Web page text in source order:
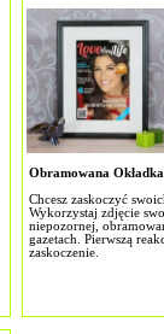
Obramowana
Chcesz zaskoczyć
Wykorzystaj zdjęcie
niepozornej,
gazetach. Pierwszą
zaskoczenie.